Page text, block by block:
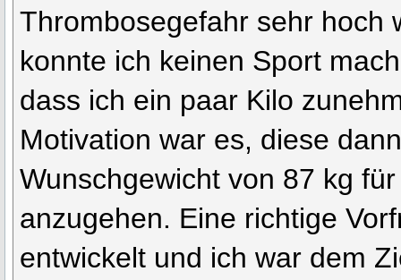
Thrombosegefahr sehr hoch
konnte ich keinen Sport
dass ich ein paar Kilo
Motivation war es, diese
Wunschgewicht von 87 kg
anzugehen. Eine richtige
entwickelt und ich war dem